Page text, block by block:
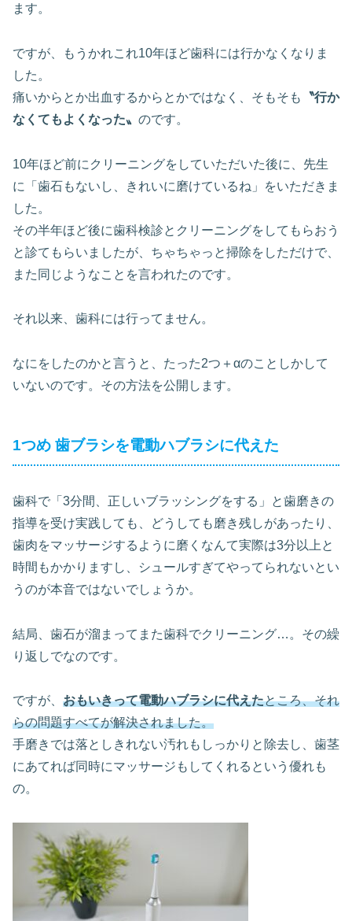
ます。
ですが、もうかれこれ10年ほど歯科には行かなくなりま
した。
痛いからとか出血するからとかではなく、そもそも
〝行か
なくてもよくなった〟 のです。
10年ほど前にクリーニングをしていただいた後に、先生
に「歯石もないし、きれいに磨けているね」をいただきま
した。
その半年ほど後に歯科検診とクリーニングをしてもらおう
と診てもらいましたが、ちゃちゃっと掃除をしただけで、
また同じようなことを言われたのです。
それ以来、歯科には行ってません。
なにをしたのかと言うと、たった2つ＋αのことしかして
いないのです。その方法を公開します。
1つめ 歯ブラシを電動ハブラシに代えた
歯科で「3分間、正しいブラッシングをする」と歯磨きの
指導を受け実践しても、どうしても磨き残しがあったり、
歯肉をマッサージするように磨くなんて実際は3分以上と
時間もかかりますし、シュールすぎてやってられないとい
うのが本音ではないでしょうか。
結局、歯石が溜まってまた歯科でクリーニング…。その繰
り返しでなのです。
ですが、 おもいきって電動ハブラシに代えたところ、それ
らの問題すべてが解決されました。
手磨きでは落としきれない汚れもしっかりと除去し、歯茎
にあてれば同時にマッサージもしてくれるという優れも
の。